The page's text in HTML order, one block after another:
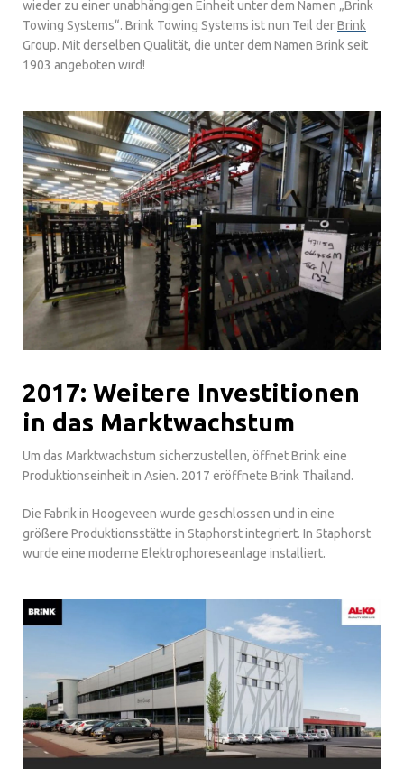
wieder zu einer unabhängigen Einheit unter dem Namen „Brink
Towing Systems“. Brink Towing Systems ist nun Teil derBrink
Group. Mit derselben Qualität, die unter dem Namen Brink seit
1903 angeboten wird!
2017: Weitere Investitionen
in das Marktwachstum
Um das Marktwachstum sicherzustellen, öffnet Brink eine
Produktionseinheit in Asien. 2017 eröffnete Brink Thailand.
Die Fabrik in Hoogeveen wurde geschlossen und in eine
größere Produktionsstätte in Staphorst integriert. In Staphorst
wurde eine moderne Elektrophoreseanlage installiert.